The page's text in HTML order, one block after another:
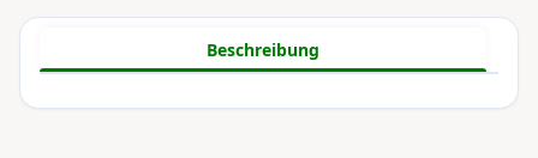
Beschreibung